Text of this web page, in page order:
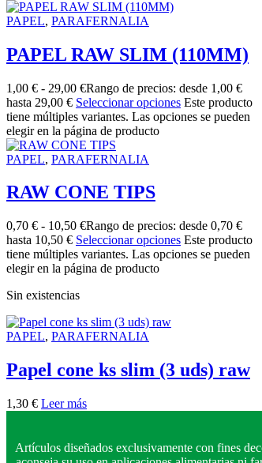
PAPEL, PARAFERNALIA
PAPEL RAW SLIM (110MM)
1,00 € - 29,00 €Rango de precios: desde 1,00 €
hasta 29,00 € Seleccionar opciones Este producto
tiene múltiples variantes. Las opciones se pueden
elegir en la página de producto
PAPEL, PARAFERNALIA
RAW CONE TIPS
0,70 € - 10,50 €Rango de precios: desde 0,70 €
hasta 10,50 € Seleccionar opciones Este producto
tiene múltiples variantes. Las opciones se pueden
elegir en la página de producto
Sin existencias
PAPEL, PARAFERNALIA
Papel cone ks slim (3 uds) raw
1,30 € Leer más
Artículos diseñados exclusivamente con fines